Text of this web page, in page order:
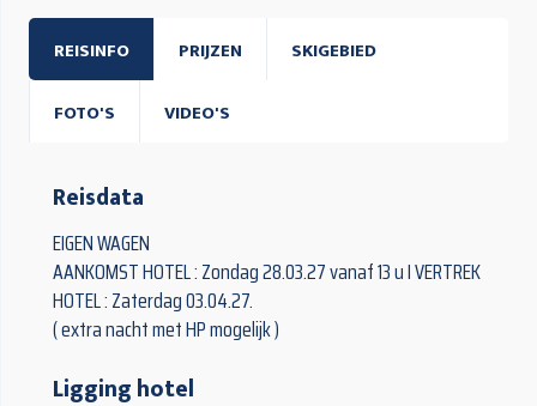
REISINFO PRIJZEN SKIGEBIED
FOTO'S VIDEO'S
Reisdata
EIGEN WAGEN
AANKOMST HOTEL : Zondag 28.03.27 vanaf 13 u I VERTREK
HOTEL : Zaterdag 03.04.27.
( extra nacht met HP mogelijk )
Ligging hotel